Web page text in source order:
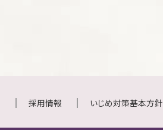
採用情報 いじめ対策基本方針